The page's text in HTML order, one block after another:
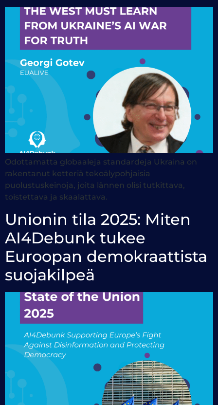
Odottamatta globaaleja standardeja Ukraina on
rakentanut ketteriä tekoälypohjaisia
puolustuskeinoja, joita lännen olisi tutkittava,
toistettava ja skaalattava.
Unionin tila 2025: Miten
AI4Debunk tukee
Euroopan demokraattista
suojakilpeä